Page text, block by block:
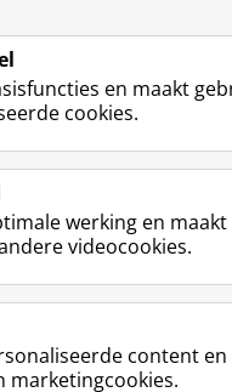
de RUG
F
a
e
b
o
p
a
L
i
k
e
I
-
p
R
S
-
f
e
R
I
n
t
r
m
en maakt
cookies.
werking en
videocookies.
content
marketingcookies.